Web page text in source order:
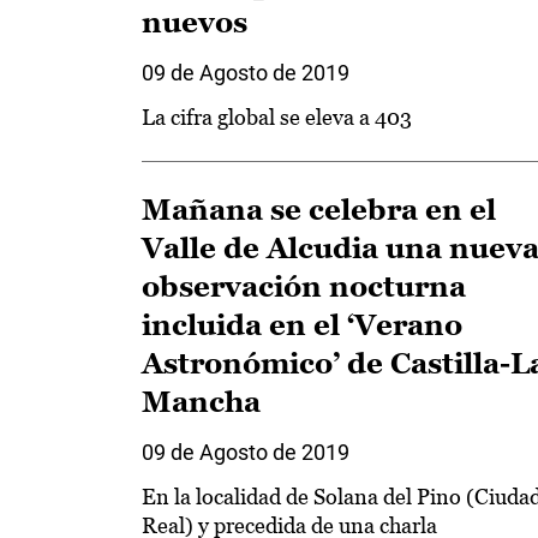
nuevos
09 de Agosto de 2019
La cifra global se eleva a 403
Mañana se celebra en el
Valle de Alcudia una nueva
observación nocturna
incluida en el ‘Verano
Astronómico’ de Castilla-
Mancha
09 de Agosto de 2019
En la localidad de Solana del Pino
Real) y precedida de una charla